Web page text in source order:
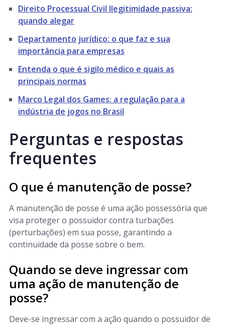
Direito Processual Civil Ilegitimidade passiva:
quando alegar
Departamento jurídico: o que faz e sua
importância para empresas
Entenda o que é sigilo médico e quais as
principais normas
Marco Legal dos Games: a regulação para a
indústria de jogos no Brasil
Perguntas e respostas
frequentes
O que é manutenção de posse?
A manutenção de posse é uma ação possessória que
visa proteger o possuidor contra turbações
(perturbações) em sua posse, garantindo a
continuidade da posse sobre o bem.
Quando se deve ingressar com
uma ação de manutenção de
posse?
Deve-se ingressar com a ação quando o possuidor de